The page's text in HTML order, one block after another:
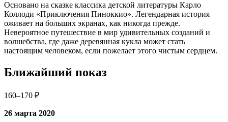
Основано на сказке классика детской литературы Карло
Коллоди «Приключения Пиноккио». Легендарная история
оживает на больших экранах, как никогда прежде.
Невероятное путешествие в мир удивительных созданий и
волшебства, где даже деревянная кукла может стать
настоящим человеком, если пожелает этого чистым сердцем.
Ближайший показ
160–170 ₽
26 марта 2020